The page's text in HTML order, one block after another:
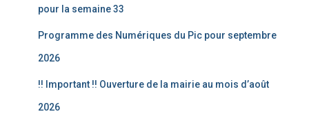
pour la semaine 33
Programme des Numériques du Pic pour septembre
2026
!! Important !! Ouverture de la mairie au mois d’août
2026